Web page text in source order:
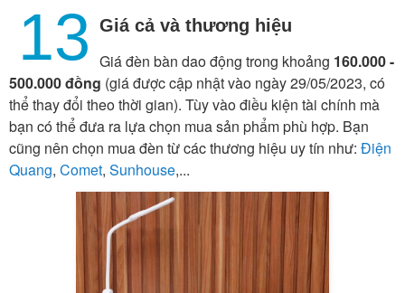
13 Giá cả và thương hiệu
Giá đèn bàn dao động trong khoảng 160.000 -
500.000 đồng (giá được cập nhật vào ngày 29/05/2023, có
thể thay đổi theo thời gian). Tùy vào điều kiện tài chính mà
bạn có thể đưa ra lựa chọn mua sản phẩm phù hợp. Bạn
cũng nên chọn mua đèn từ các thương hiệu uy tín như: Điện
Quang, Comet, Sunhouse,...